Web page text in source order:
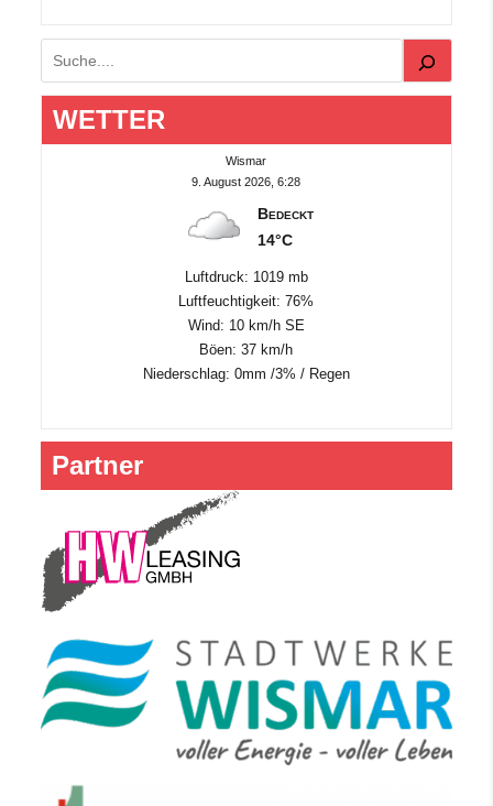
Suchen
WETTER
Wismar
9. August 2026, 6:28
Bedeckt
14°C
Luftdruck: 1019 mb
Luftfeuchtigkeit: 76%
Wind: 10 km/h SE
Böen: 37 km/h
Niederschlag: 0mm /3% / Regen
Partner